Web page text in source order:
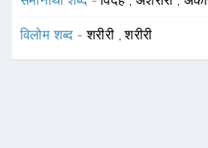
विलोम शब्द -शरीरी ,शरीरी